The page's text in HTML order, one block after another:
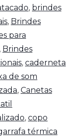
, brindes
, Brindes
para
, Brindes
, caderneta
de som
, Canetas
, copo
térmica